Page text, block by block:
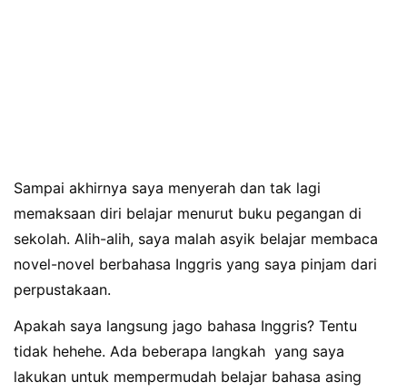
Sampai akhirnya saya menyerah dan tak lagi
memaksaan diri belajar menurut buku pegangan di
sekolah. Alih-alih, saya malah asyik belajar membaca
novel-novel berbahasa Inggris yang saya pinjam dari
perpustakaan.
Apakah saya langsung jago bahasa Inggris? Tentu
tidak hehehe. Ada beberapa langkah yang saya
lakukan untuk mempermudah belajar bahasa asing